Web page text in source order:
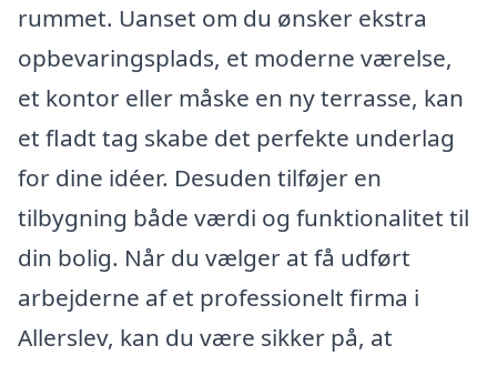
rummet. Uanset om du ønsker ekstra
opbevaringsplads, et moderne værelse,
et kontor eller måske en ny terrasse, kan
et fladt tag skabe det perfekte underlag
for dine idéer. Desuden tilføjer en
tilbygning både værdi og funktionalitet til
din bolig. Når du vælger at få udført
arbejderne af et professionelt firma i
Allerslev, kan du være sikker på, at